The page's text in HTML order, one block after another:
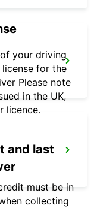
your driving
for the
Please note
in the UK,
licence.
and last
must be in
collecting